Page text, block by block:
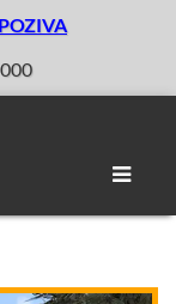
Toggle